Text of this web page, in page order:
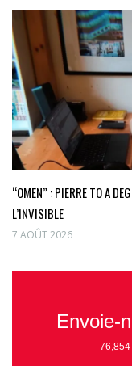
“OMEN” : PIERRE TO A
L’INVISIBLE
7 AOÛT 2026